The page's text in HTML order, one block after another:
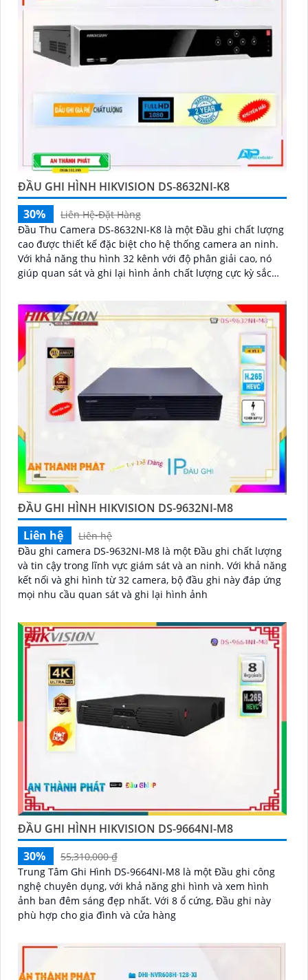
ĐẦU GHI HÌNH HIKVISION DS-8632NI-K8
30%
Liên Hệ-Đặt Hàng
Đầu Thu Camera DS-8632NI-K8 là một Đầu ghi chất lượng
cao được thiết kế đặc biệt cho hệ thống camera an ninh.
Với khả năng thu hình 32 kênh với độ phân giải cao, nó
giúp quan sát và ghi lại hình ảnh chất lượng cực kỳ sắc
ĐẦU GHI HÌNH HIKVISION DS-9632NI-M8
Liên hệ
Liên hệ
Đầu ghi camera DS-9632NI-M8 là một Đầu ghi chất lượng
và tin cậy trong lĩnh vực giám sát và an ninh. Với khả năng
kết nối và ghi hình từ 32 camera, bộ đầu ghi này đáp ứng
mọi nhu cầu quan sát và ghi lại hình ảnh
ĐẦU GHI HÌNH HIKVISION DS-9664NI-M8
30%
55,310,000 ₫
Trung Tâm Ghi Hình DS-9664NI-M8 là một Đầu ghi công
nghệ chuyên dụng, với khả năng ghi hình và xem hình
ảnh ban đêm sáng đẹp nhất. Với 8 ổ cứng, Đầu ghi này
phù hợp cho gia đình và cửa hàng